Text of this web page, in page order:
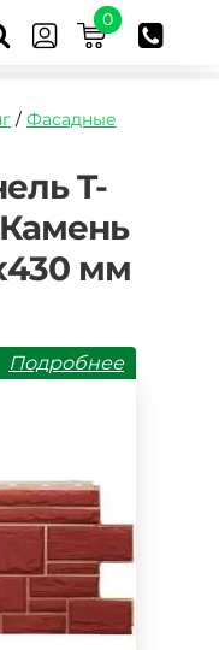
0
/ Фасадные
id/normal/
T-
мм
Подробнее